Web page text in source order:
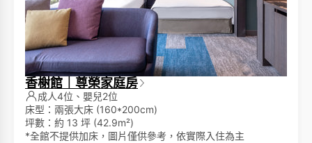
香榭館｜尊榮家庭房
成人4位、嬰兒2位
床型：兩張大床 (160*200cm)
坪數：約 13 坪 (42.9m²)
*全館不提供加床，圖片僅供參考，依實際入住為主